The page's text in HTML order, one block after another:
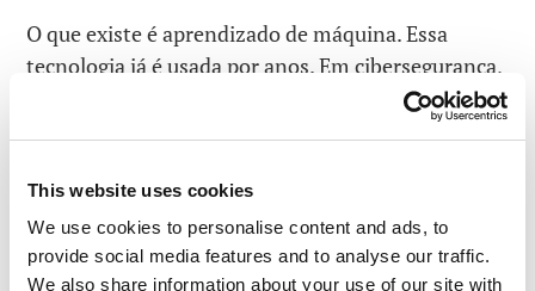
This website uses cookies
We use cookies to personalise content and ads, to
provide social media features and to analyse our traffic.
We also share information about your use of our site with
O que existe é aprendizado de máquina. Essa
tecnologia já é usada por anos. Em cibersegurança,
robôs fazem grande parte do trabalho. Eles
distribuem, tornando-os parte da proteção global.
Tudo isso ocorre centenas de milhares de vezes
por dia – automaticamente. Portanto, os robôs